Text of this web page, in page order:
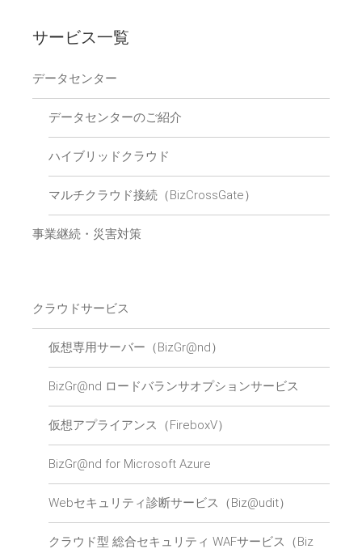
サービス一覧
データセンター
データセンターのご紹介
ハイブリッドクラウド
マルチクラウド接続（BizCrossGate）
事業継続・災害対策
クラウドサービス
仮想専用サーバー（BizGr@nd）
BizGr@nd ロードバランサオプションサービス
仮想アプライアンス（FireboxV）
BizGr@nd for Microsoft Azure
Webセキュリティ診断サービス（Biz@udit）
クラウド型 総合セキュリティ WAFサービス（Biz